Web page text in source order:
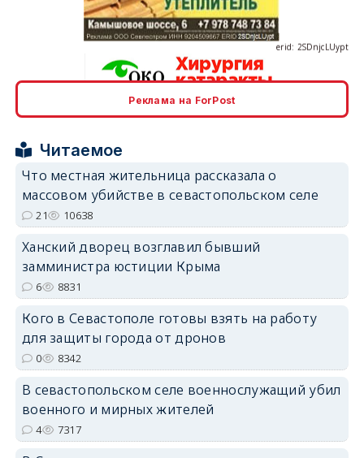
erid: 2SDnjcrDNw6
erid: 2SDnjdPjgYS
Реклама на ForPost
Читаемое
Что местная жительница рассказала о
массовом убийстве в севастопольском селе
21 10638
Ханский дворец возглавил бывший
замминистра юстиции Крыма
6 8831
Кого в Севастополе готовы взять на работу
для защиты города от дронов
0 8342
В севастопольском селе военнослужащий убил
военного и мирных жителей
4 7317